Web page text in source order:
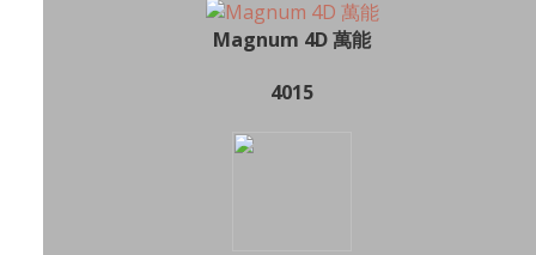
Magnum 4D 萬能
4015